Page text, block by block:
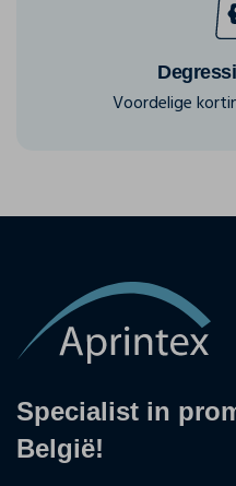
Voordelige
Specialist in
België!